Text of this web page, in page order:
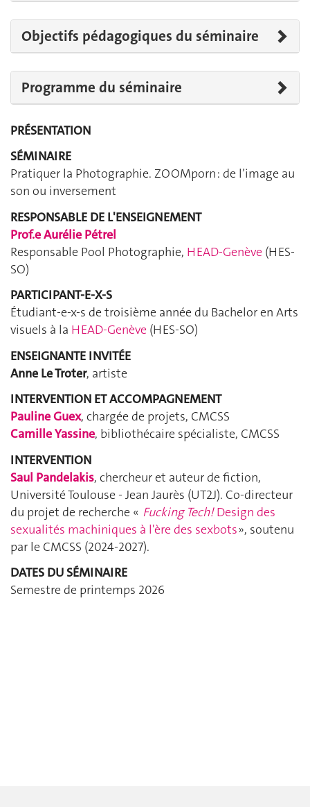
Objectifs pédagogiques du séminaire
Programme du séminaire
PRÉSENTATION
SÉMINAIRE
Pratiquer la Photographie. ZOOMporn : de l’image au
son ou inversement
RESPONSABLE DE L'ENSEIGNEMENT
Prof.e Aurélie Pétrel
Responsable Pool Photographie, HEAD-Genève (HES-
SO)
PARTICIPANT-E-X-S
Étudiant-e-x-s de troisième année du Bachelor en Arts
visuels à la HEAD-Genève (HES-SO)
ENSEIGNANTE INVITÉE
Anne Le Troter, artiste
INTERVENTION ET ACCOMPAGNEMENT
Pauline Guex, chargée de projets, CMCSS
Camille Yassine, bibliothécaire spécialiste, CMCSS
INTERVENTION
Saul Pandelakis, chercheur et auteur de fiction,
Université Toulouse - Jean Jaurès (UT2J). Co-directeur
du projet de recherche « Fucking Tech!Design des
sexualités machiniques à l'ère des sexbots», soutenu
par le CMCSS (2024-2027).
DATES DU SÉMINAIRE
Semestre de printemps 2026